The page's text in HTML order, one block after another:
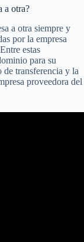
a otra?
a otra siempre y
por la empresa
estas
para su
transferencia y la
proveedora del